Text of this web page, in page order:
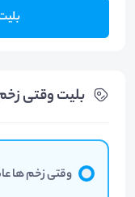
بلیت‌ وقتی
وقتی زخم ها